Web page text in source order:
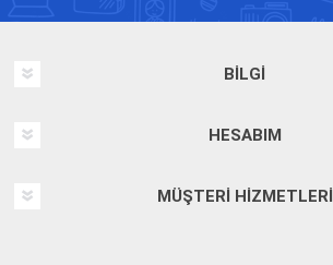
BILGI
HESABIM
MÜŞTERI HIZMETLERI